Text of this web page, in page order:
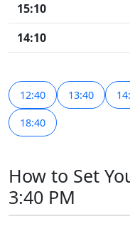
15:10
14:10
12:40 13:40
18:40
How to Set
3:40 PM